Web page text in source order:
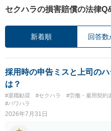
セクハラの損害賠償の法律
新着順 回答数
採用時の申告ミスと上司の
は？
#退職勧奨 #セクハラ #労働・雇用契約
#パワハラ
2026年7月31日